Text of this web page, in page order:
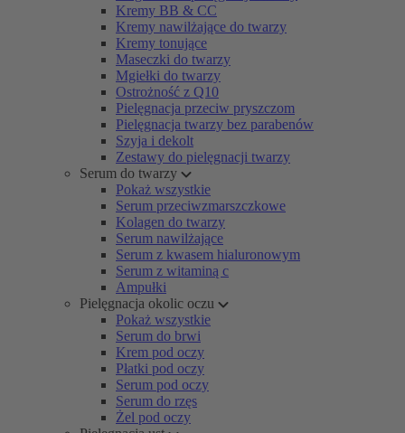
Kremy BB & CC
Kremy nawilżające do twarzy
Kremy tonujące
Maseczki do twarzy
Mgiełki do twarzy
Ostrożność z Q10
Pielęgnacja przeciw pryszczom
Pielęgnacja twarzy bez parabenów
Szyja i dekolt
Zestawy do pielęgnacji twarzy
Serum do twarzy
Pokaż wszystkie
Serum przeciwzmarszczkowe
Kolagen do twarzy
Serum nawilżające
Serum z kwasem hialuronowym
Serum z witaminą c
Ampułki
Pielęgnacja okolic oczu
Pokaż wszystkie
Serum do brwi
Krem pod oczy
Płatki pod oczy
Serum pod oczy
Serum do rzęs
Żel pod oczy